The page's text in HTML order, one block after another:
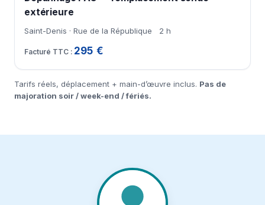
extérieure
Saint-Denis · Rue de la République 2 h
295 €
Tarifs réels, déplacement + main-d’œuvre inclus. Pas de
majoration soir / week-end / fériés.